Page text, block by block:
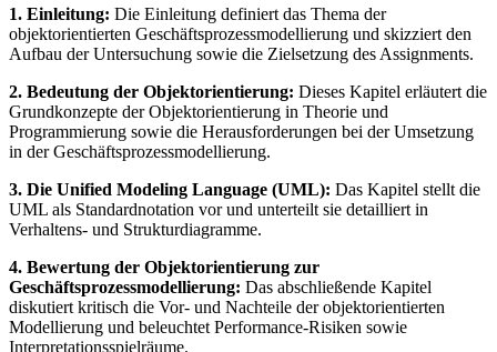
1. Einleitung: Die Einleitung definiert das Thema der
objektorientierten Geschäftsprozessmodellierung und skizziert den
Aufbau der Untersuchung sowie die Zielsetzung des Assignments.
2. Bedeutung der Objektorientierung: Dieses Kapitel erläutert die
Grundkonzepte der Objektorientierung in Theorie und
Programmierung sowie die Herausforderungen bei der Umsetzung
in der Geschäftsprozessmodellierung.
3. Die Unified Modeling Language (UML): Das Kapitel stellt die
UML als Standardnotation vor und unterteilt sie detailliert in
Verhaltens- und Strukturdiagramme.
4. Bewertung der Objektorientierung zur
Geschäftsprozessmodellierung: Das abschließende Kapitel
diskutiert kritisch die Vor- und Nachteile der objektorientierten
Modellierung und beleuchtet Performance-Risiken sowie
Interpretationsspielräume.